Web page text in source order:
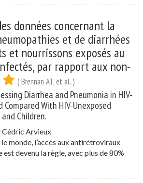
données concernant la
et de diarrhées
et nourrissons exposés au
par rapport aux non-
( Brennan AT, et al. )
Diarrhea and Pneumonia in HIV-
With HIV-Unexposed
Children.
Cédric Arvieux
monde, l’accès aux antirétroviraux
est devenu la règle, avec plus de 80%